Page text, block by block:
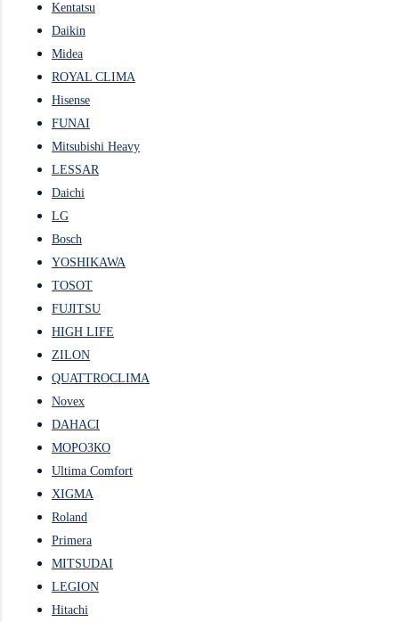
Kentatsu
Daikin
Midea
ROYAL CLIMA
Hisense
FUNAI
Mitsubishi Heavy
LESSAR
Daichi
LG
Bosch
YOSHIKAWA
TOSOT
FUJITSU
HIGH LIFE
ZILON
QUATTROCLIMA
Novex
DAHACI
МОРОЗКО
Ultima Comfort
XIGMA
Roland
Primera
MITSUDAI
LEGION
Hitachi